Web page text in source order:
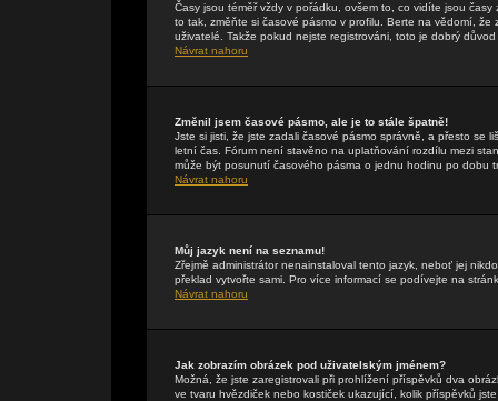
Časy jsou téměř vždy v pořádku, ovšem to, co vidíte jsou
to tak, změňte si časové pásmo v profilu. Berte na vědomí,
uživatelé. Takže pokud nejste registrováni, toto je dobrý
Návrat nahoru
Změnil jsem časové pásmo, ale je to stále špatně!
Jste si jisti, že jste zadali časové pásmo správně, a přesto
letní čas. Fórum není stavěno na uplatňování rozdílu mezi
může být posunutí časového pásma o jednu hodinu po dobu
Návrat nahoru
Můj jazyk není na seznamu!
Zřejmě administrátor nenainstaloval tento jazyk, neboť jej
překlad vytvořte sami. Pro více informací se podívejte na
Návrat nahoru
Jak zobrazím obrázek pod uživatelským jménem?
Možná, že jste zaregistrovali při prohlížení příspěvků dva
ve tvaru hvězdiček nebo kostiček ukazující, kolik příspěvků